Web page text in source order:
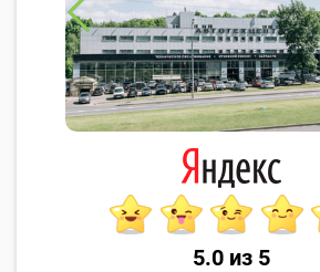
5.0 из 5